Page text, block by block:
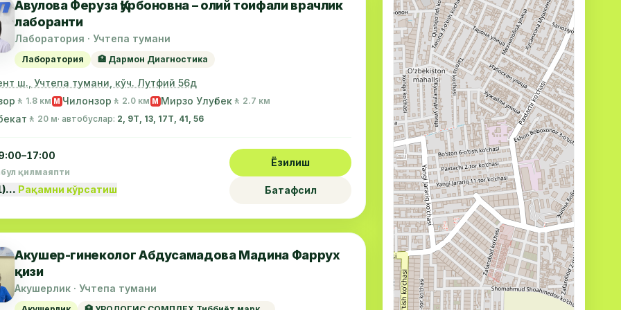
Авулова Феруза Қурбоновна – олий тоифали врачлик
лаборанти
Лаборатория · Учтепа тумани
Лаборатория 🏥 Дармон Диагностика
ш., Учтепа тумани, кўч. Лутфий 56д
🚶 1.8 км М Чилонзор 🚶 2.0 км М Мирзо Улуғбек 🚶 2.7 км
🚶 20 м· автобуслар: 2, 9Т, 13, 17Т, 41, 56
қилмаяпти
Рақамни кўрсатиш
Ёзилиш
Батафсил
Акушер-гинеколог Абдусамадова Мадина Фаррух
қизи
Акушерлик · Учтепа тумани